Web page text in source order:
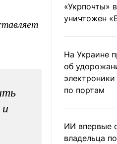
«Укрпочты»
уничтожен
На Украине
об
по портам
ИИ впервые
владельца